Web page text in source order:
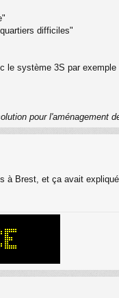
difficiles"
le système 3S par exemple
pour l'aménagement
à Brest, et ça avait